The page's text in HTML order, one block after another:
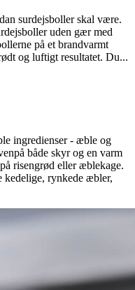
surdejsboller skal være.
uden gær med
på et brandvarmt
og luftigt resultatet. Du...
ingredienser - æble og
både skyr og en varm
risengrød eller æblekage.
kedelige, rynkede æbler,